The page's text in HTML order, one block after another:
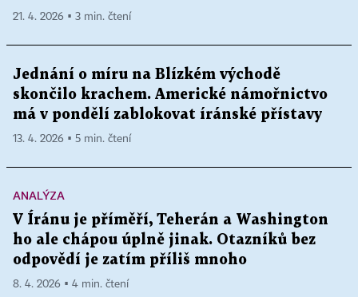
21. 4. 2026 ▪ 3 min. čtení
Jednání o míru na Blízkém východě
skončilo krachem. Americké námořnictvo
má v pondělí zablokovat íránské přístavy
13. 4. 2026 ▪ 5 min. čtení
ANALÝZA
V Íránu je příměří, Teherán a Washington
ho ale chápou úplně jinak. Otazníků bez
odpovědí je zatím příliš mnoho
8. 4. 2026 ▪ 4 min. čtení